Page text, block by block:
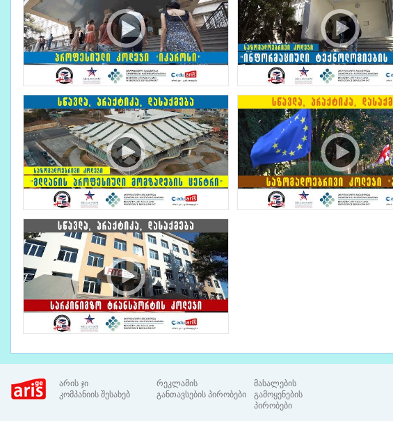
არის ჯი
კომპანიის შესახებ
რეკლამის
განთავსების პირობები
მასალების
გამოყენების
პირობები